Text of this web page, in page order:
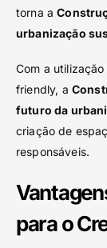
torna a
urbanização
Com a
friendly, a
futuro da
criação de
responsáveis.
para o